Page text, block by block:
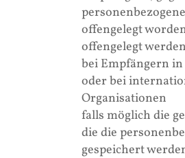
offengelegt
offengelegt
bei Empfängern
oder bei
Organisationen
falls möglich die
die die
gespeichert